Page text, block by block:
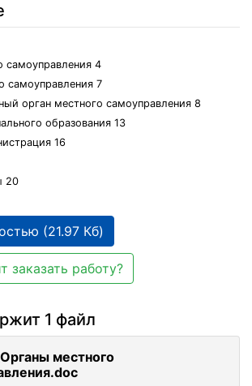
самоуправления 4
самоуправления 7
орган местного самоуправления 8
образования 13
16
20
(21.97 Кб)
заказать работу?
1 файл
местного